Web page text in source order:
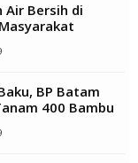
Air Bersih di
Bijak
BP Batam
400 Bambu
Nongsa